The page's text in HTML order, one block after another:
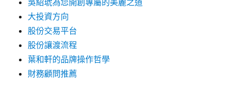
吳紹琥為您開創專屬的美麗之道
大投資方向
股份交易平台
股份讓渡流程
葉和軒的品牌操作哲學
財務顧問推薦